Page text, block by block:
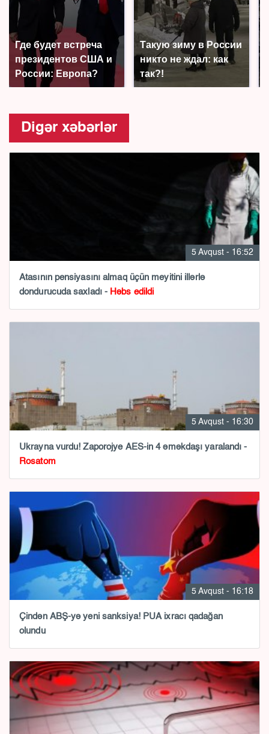
Где будет встреча
президентов США и
России: Европа?
Такую зиму в России
никто не ждал: как
так?!
Digər xəbərlər
5 Avqust - 16:52
Atasının pensiyasını almaq üçün meyitini illərlə
dondurucuda saxladı - Həbs edildi
5 Avqust - 16:30
Ukrayna vurdu! Zaporojye AES-in 4 əməkdaşı yaralandı -
Rosatom
5 Avqust - 16:18
Çindən ABŞ-yə yeni sanksiya! PUA ixracı qadağan
olundu